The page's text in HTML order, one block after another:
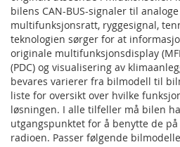
bilens CAN-BUS-signaler til
multifunksjonsratt, ryggesignal,
teknologien sørger for at
originale multifunksjonsdisplay
(PDC) og visualisering av
bevares varierer fra bilmodell til
liste for oversikt over hvilke
løsningen. I alle tilfeller må bilen
utgangspunktet for å benytte de
radioen. Passer følgende